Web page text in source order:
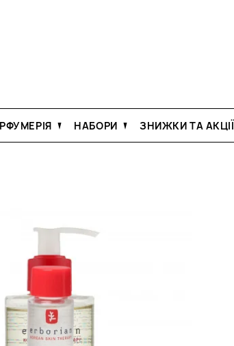
НАБОРИ ЗНИЖКИ ТА АКЦІЇ